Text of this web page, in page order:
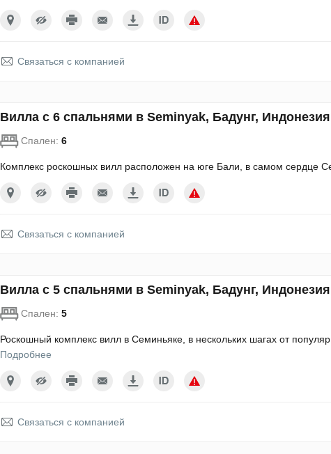
Связаться с компанией
Вилла с 6 спальнями в Seminyak, Бадунг,
Спален: 6
Комплекс роскошных вилл расположен на юге Бали, в самом сердце
Связаться с компанией
Вилла с 5 спальнями в Seminyak, Бадунг,
Спален: 5
Роскошный комплекс вилл в Семиньяке, в нескольких шагах от
Подробнее
Связаться с компанией